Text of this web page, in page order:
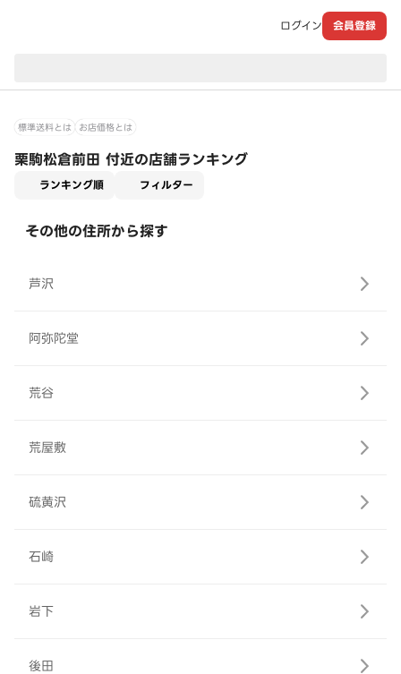
ログイン 会員登録
標準送料とは お店価格とは
栗駒松倉前田 付近の店舗ランキング
ランキング順 フィルター
その他の住所から探す
芦沢
阿弥陀堂
荒谷
荒屋敷
硫黄沢
石崎
岩下
後田